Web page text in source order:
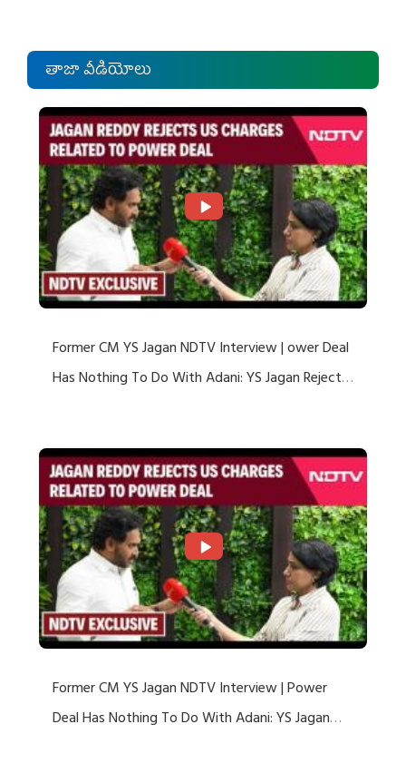
తాజా వీడియోలు
Former CM YS Jagan NDTV Interview | ower Deal
Has Nothing To Do With Adani: YS Jagan Rejects
Former CM YS Jagan NDTV Interview | Power
Deal Has Nothing To Do With Adani: YS Jagan